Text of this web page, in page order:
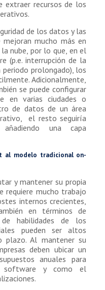
extraer recursos de los
de los datos y las
mejoran mucho más en
nube, por lo que, en el
(p.e. interrupción de la
prolongado), los
Adicionalmente,
se puede configurar
en varias ciudades o
de datos de un área
el resto seguiría
añadiendo una capa
al modelo tradicional on-
y mantener su propia
requiere mucho trabajo
internos crecientes,
en términos de
habilidades de los
pueden ser altos
plazo. Al mantener su
deben ubicar un
anuales para
software y como el